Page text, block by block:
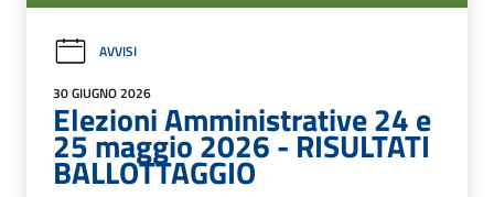
AVVISI
30 GIUGNO 2026
Elezioni Amministrative 24 e
25 maggio 2026 - RISULTATI
BALLOTTAGGIO